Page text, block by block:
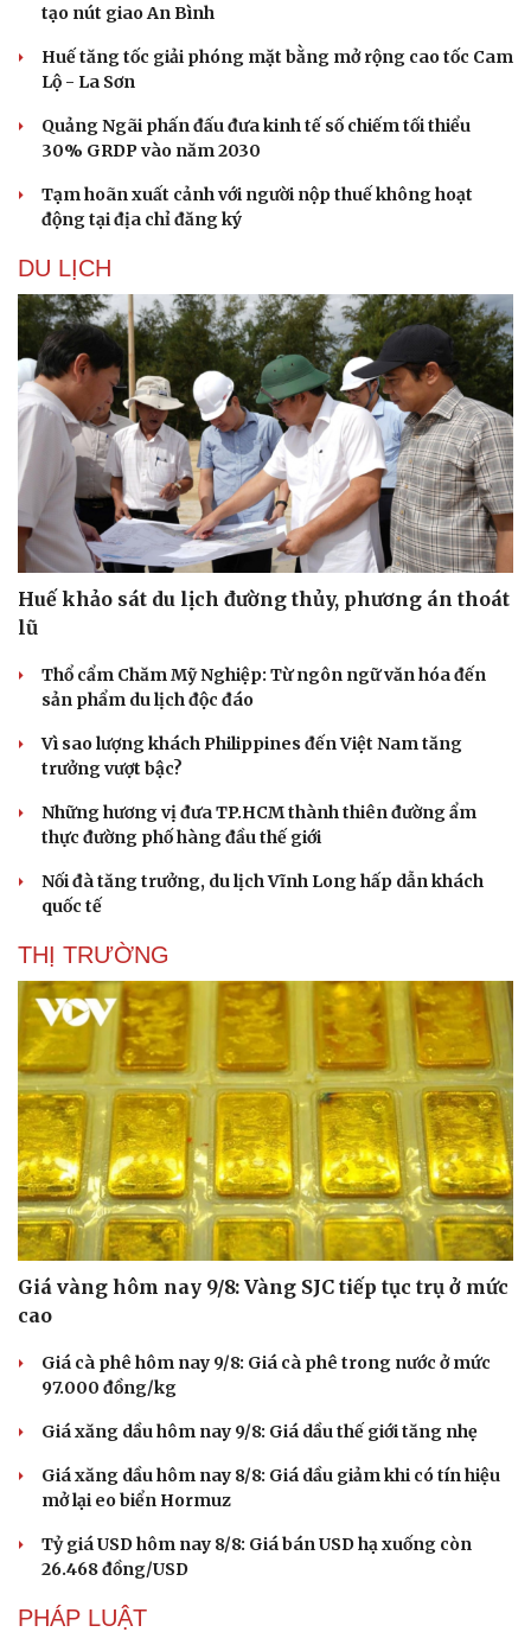
Dinh dưỡng - món ngon
Sản phụ khoa
Nhi khoa
Làm đẹp - giảm cân
Phòng mạch online
Ăn sạch sống khỏe
Tình yêu - Gia đình
tạo nút giao An Bình
Huế tăng tốc giải phóng mặt bằng mở rộng cao tốc Cam
Lộ - La Sơn
Quảng Ngãi phấn đấu đưa kinh tế số chiếm tối thiểu
30% GRDP vào năm 2030
Tạm hoãn xuất cảnh với người nộp thuế không hoạt
động tại địa chỉ đăng ký
DU LỊCH
Huế khảo sát du lịch đường thủy, phương án thoát
lũ
Thổ cẩm Chăm Mỹ Nghiệp: Từ ngôn ngữ văn hóa đến
sản phẩm du lịch độc đáo
Vì sao lượng khách Philippines đến Việt Nam tăng
trưởng vượt bậc?
Những hương vị đưa TP.HCM thành thiên đường ẩm
thực đường phố hàng đầu thế giới
Nối đà tăng trưởng, du lịch Vĩnh Long hấp dẫn khách
quốc tế
THỊ TRƯỜNG
Giá vàng hôm nay 9/8: Vàng SJC tiếp tục trụ ở mức
cao
Giá cà phê hôm nay 9/8: Giá cà phê trong nước ở mức
97.000 đồng/kg
Giá xăng dầu hôm nay 9/8: Giá dầu thế giới tăng nhẹ
Giá xăng dầu hôm nay 8/8: Giá dầu giảm khi có tín hiệu
mở lại eo biển Hormuz
Tỷ giá USD hôm nay 8/8: Giá bán USD hạ xuống còn
26.468 đồng/USD
PHÁP LUẬT